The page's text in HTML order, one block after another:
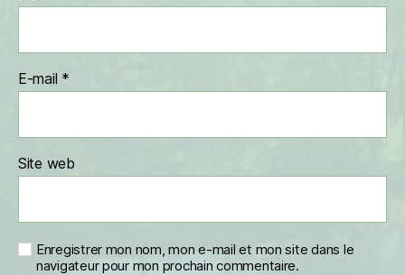
E-mail *
Site web
Enregistrer mon nom, mon e-mail et mon site dans le
navigateur pour mon prochain commentaire.